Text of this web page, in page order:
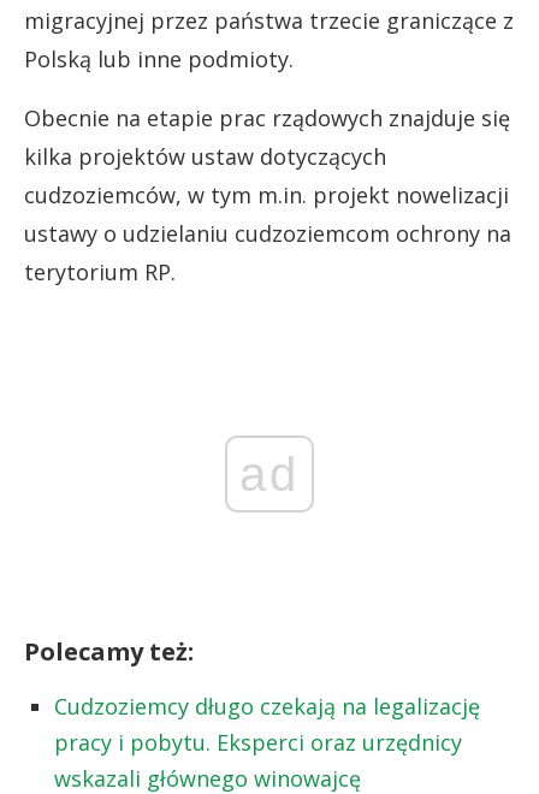
migracyjnej przez państwa trzecie graniczące z
Polską lub inne podmioty.
Obecnie na etapie prac rządowych znajduje się
kilka projektów ustaw dotyczących
cudzoziemców, w tym m.in. projekt nowelizacji
ustawy o udzielaniu cudzoziemcom ochrony na
terytorium RP.
ad
Polecamy też:
Cudzoziemcy długo czekają na legalizację
pracy i pobytu. Eksperci oraz urzędnicy
wskazali głównego winowajcę